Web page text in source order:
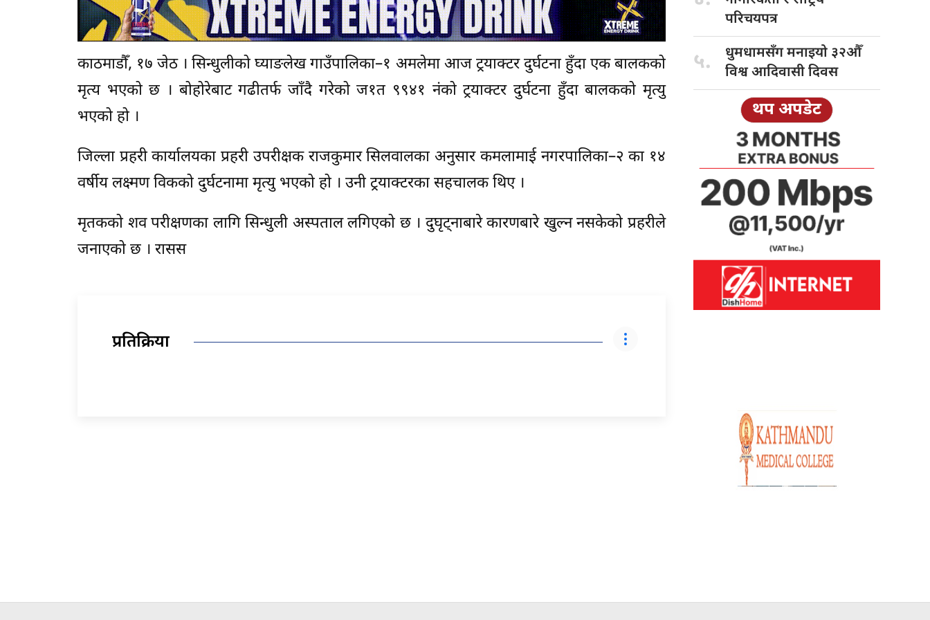
काठमाडौँ, १७ जेठ । सिन्धुलीको घ्याङलेख गाउँपालिका–१ अमलेमा आज ट्रयाक्टर दुर्घटना हुँदा एक बालकको
मृत्य भएको छ । बोहोरेबाट गढीतर्फ जाँदै गरेको ज१त ९९४१ नंको ट्रयाक्टर दुर्घटना हुँदा बालकको मृत्यु
भएको हो ।
जिल्ला प्रहरी कार्यालयका प्रहरी उपरीक्षक राजकुमार सिलवालका अनुसार कमलामाई नगरपालिका–२ का १४
वर्षीय लक्ष्मण विकको दुर्घटनामा मृत्यु भएको हो । उनी ट्रयाक्टरका सहचालक थिए ।
मृतकको शव परीक्षणका लागि सिन्धुली अस्पताल लगिएको छ । दुघृट्नाबारे कारणबारे खुल्न नसकेको प्रहरीले
जनाएको छ । रासस
प्रतिक्रिया
परिचयपत्र
५. धुमधामसँग मनाइयो ३२औँ
विश्व आदिवासी दिवस
थप अपडेट